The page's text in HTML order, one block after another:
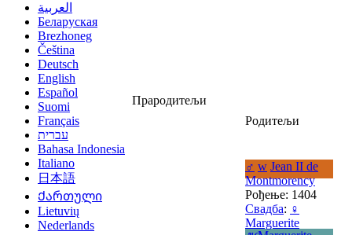
Прародитељи
Родитељи
♂ w Jean II de
Montmorency
Рођење: 1404
Свадба: ♀
Marguerite
العربية
Беларуская
Brezhoneg
Čeština
Deutsch
English
Español
Suomi
Français
עברית
Bahasa Indonesia
Italiano
日本語
Ქართული
Lietuvių
Nederlands